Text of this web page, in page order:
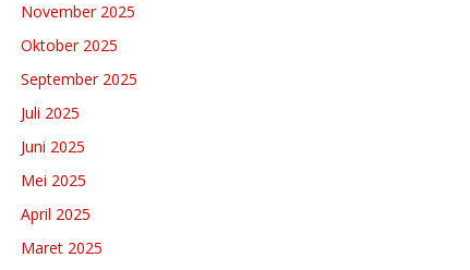
November 2025
Oktober 2025
September 2025
Juli 2025
Juni 2025
Mei 2025
April 2025
Maret 2025